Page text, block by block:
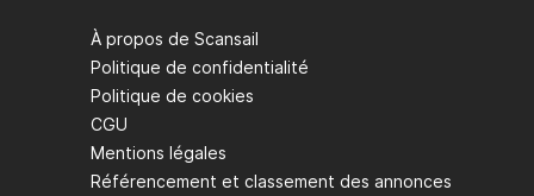
À propos de Scansail
Politique de confidentialité
Politique de cookies
CGU
Mentions légales
Référencement et classement des annonces